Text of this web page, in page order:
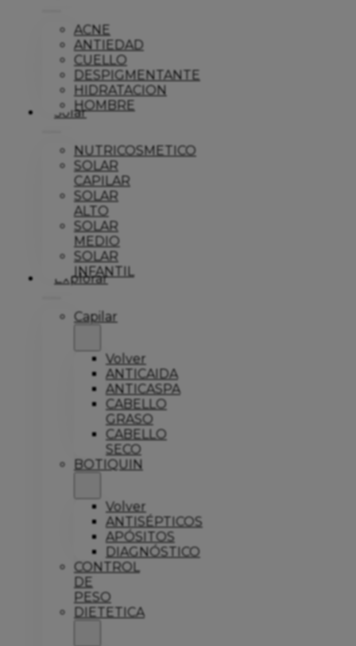
ACNE
ANTIEDAD
CUELLO
DESPIGMENTANTE
HIDRATACION
HOMBRE
Solar
NUTRICOSMETICO
SOLAR
CAPILAR
SOLAR
ALTO
SOLAR
MEDIO
SOLAR
INFANTIL
Explorar
Capilar
Volver
ANTICAIDA
ANTICASPA
CABELLO
GRASO
CABELLO
SECO
BOTIQUIN
Volver
ANTISÉPTICOS
APÓSITOS
DIAGNÓSTICO
CONTROL
DE
PESO
DIETETICA